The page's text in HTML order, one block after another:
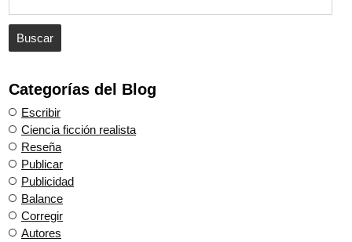
Categorías del Blog
Escribir
Ciencia ficción realista
Reseña
Publicar
Publicidad
Balance
Corregir
Autores